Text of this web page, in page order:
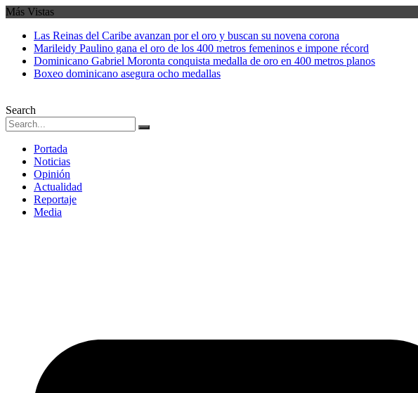
Más Vistas
Las Reinas del Caribe avanzan por el oro y buscan su novena corona
Marileidy Paulino gana el oro de los 400 metros femeninos e impone récord
Dominicano Gabriel Moronta conquista medalla de oro en 400 metros planos
Boxeo dominicano asegura ocho medallas
Search
Portada
Noticias
Opinión
Actualidad
Reportaje
Media